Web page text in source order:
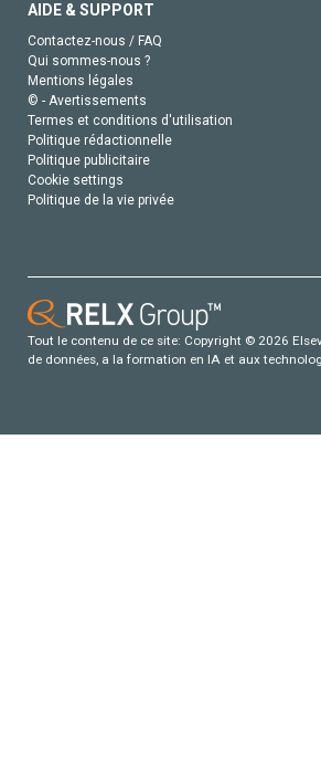
AIDE & SUPPORT
Contactez-nous / FAQ
Qui sommes-nous ?
Mentions légales
© - Avertissements
Termes et conditions d'utilisation
Politique rédactionnelle
Politique publicitaire
Cookie settings
Politique de la vie privée
Tout le contenu de ce site: Copyright © 2026
de données, a la formation en IA et aux